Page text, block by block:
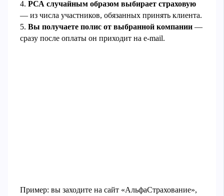
4.РСА случайным образом выбирает страховую
— из числа участников, обязанных принять клиента.
5.Вы получаете полис от выбранной компании —
сразу после оплаты он приходит на e-mail.
Пример: вы заходите на сайт «АльфаСтрахование»,